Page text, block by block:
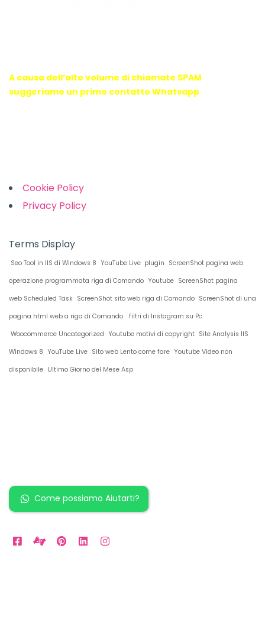
A causa dell’alto volume di chiamate SPAM
suggeriamo un primo contatto Whatsapp
Cookie Policy
Privacy Policy
Terms Display
Seo Tool in IIS di Windows 8 YouTube Live plugin ScreenShot pagina web
operazione programmata riga di Comando Youtube ScreenShot pagina
web Scheduled Task ScreenShot sito web riga di Comando ScreenShot di una
pagina html web a riga di Comando
filtri di Instagram su Pc
Woocommerce Uncategorized Youtube motivi di copyright Site Analysis IIS
Windows 8 YouTube Live Sito web Lento come fare Youtube Video non
disponibile Ultimo Giorno del Mese Asp
Come possiamo Aiutarti?